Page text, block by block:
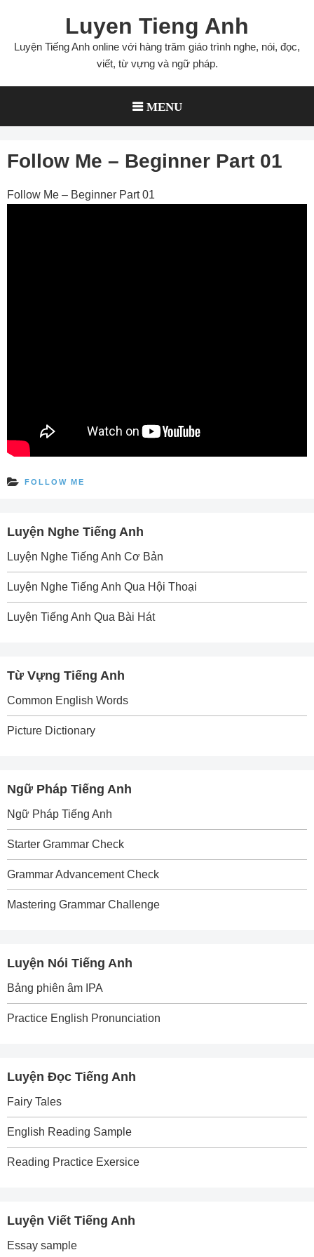
content
Luyen Tieng Anh
Luyện Tiếng Anh online với hàng trăm giáo trình nghe, nói, đọc,
viết, từ vựng và ngữ pháp.
MENU
Follow Me – Beginner Part 01
Follow Me – Beginner Part 01
FOLLOW ME
Luyện Nghe Tiếng Anh
Luyện Nghe Tiếng Anh Cơ Bản
Luyện Nghe Tiếng Anh Qua Hội Thoại
Luyện Tiếng Anh Qua Bài Hát
Từ Vựng Tiếng Anh
Common English Words
Picture Dictionary
Ngữ Pháp Tiếng Anh
Ngữ Pháp Tiếng Anh
Starter Grammar Check
Grammar Advancement Check
Mastering Grammar Challenge
Luyện Nói Tiếng Anh
Bảng phiên âm IPA
Practice English Pronunciation
Luyện Đọc Tiếng Anh
Fairy Tales
English Reading Sample
Reading Practice Exersice
Luyện Viết Tiếng Anh
Essay sample